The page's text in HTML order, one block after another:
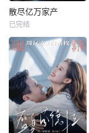
散尽亿万家产
已完结